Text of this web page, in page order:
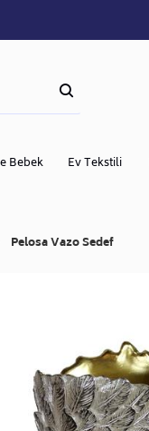
Bebek Ev Tekstili
Pelosa Vazo Sedef